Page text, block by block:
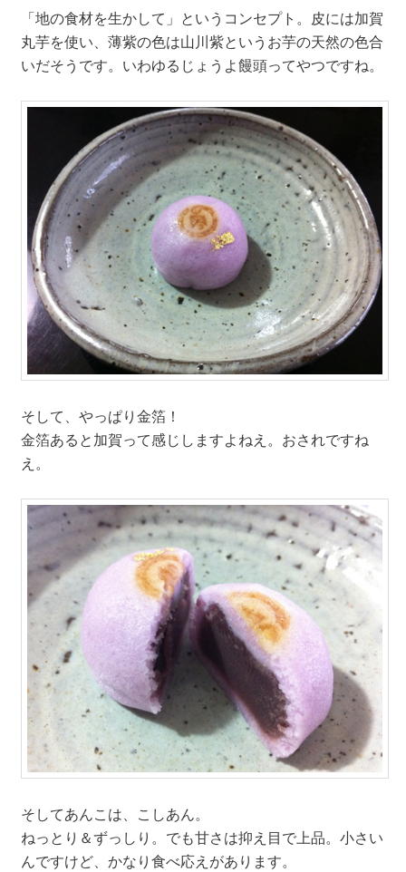
「地の食材を生かして」というコンセプト。皮には加賀
丸芋を使い、薄紫の色は山川紫というお芋の天然の色合
いだそうです。いわゆるじょうよ饅頭ってやつですね。
そして、やっぱり金箔！
金箔あると加賀って感じしますよねえ。おされですね
え。
そしてあんこは、こしあん。
ねっとり＆ずっしり。でも甘さは抑え目で上品。小さい
んですけど、かなり食べ応えがあります。